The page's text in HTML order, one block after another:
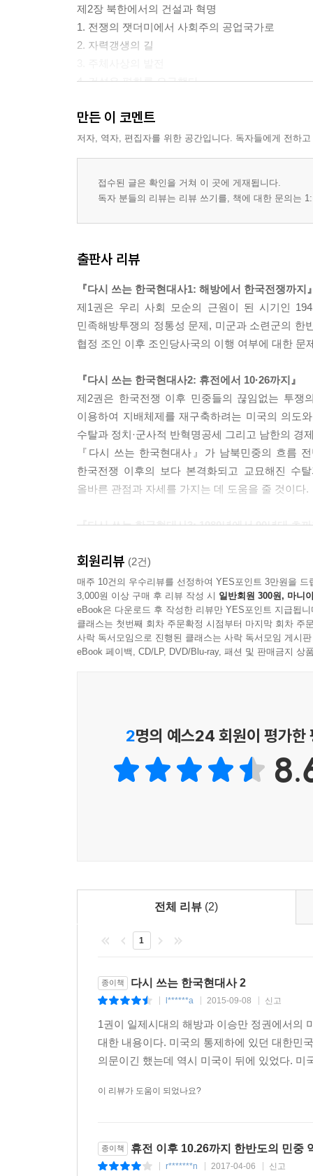
제2장 북한에서의 건설과 혁명
1. 전쟁의 잿더미에서 사회주의 공업국가로
2. 자력갱생의 길
4. 건설은 평화를 요구했다
제3장 4월 혁명
1. 끓어오르는 민중의 분노
4. 멈추지 않는 민중의 전진
제4부 반혁명공세
1. 통치방식의 일대 전환
2. 미국의 비밀공작
2. 남한에 부여된 역할
제4장 저항과 반격
2. 쫓겨가는 미국
3. 북한의 외교적 반격
제5부 그래도 역사는 전진한다
1. 포기되지 않는 전쟁야욕
책을 쓰고 나서
만든 이 코멘트
저자, 역자, 편집자를 위한 공간입니다. 독자들에게 전하
접수된 글은 확인을 거쳐 이 곳에 게재됩니다.
독자 분들의 리뷰는 리뷰 쓰기를, 책에 대한 문의는
출판사 리뷰
『다시 쓰는 한국현대사1: 해방에서 한국전쟁까지
제1권은 우리 사회 모순의 근원이 된 시기인
민족해방투쟁의 정통성 문제, 미군과 소련군의
협정 조인 이후 조인당사국의 이행 여부에 대한 문
『다시 쓰는 한국현대사2: 휴전에서 10·26까지』
제2권은 한국전쟁 이후 민중들의 끊임없는 투쟁
이용하여 지배체제를 재구축하려는 미국의 의도
수탈과 정치·군사적 반혁명공세 그리고 남한의 경
『다시 쓰는 한국현대사』가 남북민중의 흐름
한국전쟁 이후의 보다 본격화되고 교묘해진 수
올바른 관점과 자세를 가지는 데 도움을 줄 것이다.
『다시 쓰는 한국현대사3: 1980년에서 90년대 초
레이건정권의 군사·정치·경제에 걸친 세계전
북한의 내적 고민과 그 해결을 위한 정책, 1980년
1989년 이후 대중적 호응을 얻게 되는 통일열기와
특히 제3권은 1980년대를 민족민주운동진영의
일반, 한반도 주변정세, 국내 상황, 일반민중의
만하다.
회원리뷰 (2건)
매주 10건의 우수리뷰를 선정하여 YES포인트 3만원을 드
3,000원 이상 구매 후 리뷰 작성 시 일반회원 300원, 마니
eBook은 다운로드 후 작성한 리뷰만 YES포인트 지급됩니
클래스는 첫번째 회차 주문확정 시점부터 마지막 회차 주
사락 독서모임으로 진행된 클래스는 사락 독서모임 게시
eBook 페이백, CD/LP, DVD/Blu-ray, 패션 및 판매금지 상
2명의 예스24 회원이 평가한
전체 리뷰 (2)
1
종이책 다시 쓰는 한국현대사 2
l******a 2015-09-08 신고
1권이 일제시대의 해방과 이승만 정권에서의
대한 내용이다. 미국의 통제하에 있던 대한민
의문이긴 했는데 역시 미국이 뒤에 있었다.
이 리뷰가 도움이 되었나요?
종이책 휴전 이후 10.26까지 한반도의 민중
r*******n 2017-04-06 신고